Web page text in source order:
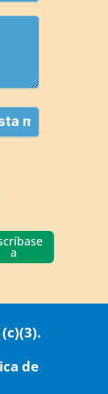
a
de